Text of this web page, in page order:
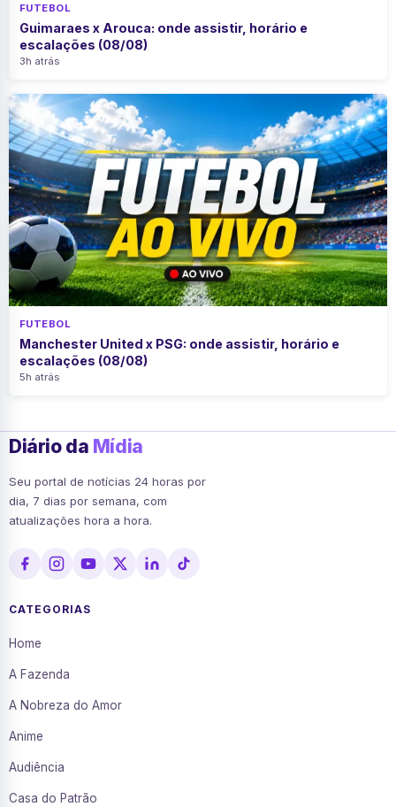
FUTEBOL
Guimaraes x Arouca: onde assistir, horário e
escalações (08/08)
3h atrás
FUTEBOL
Manchester United x PSG: onde assistir, horário e
escalações (08/08)
5h atrás
Diário da Mídia
Seu portal de notícias 24 horas por
dia, 7 dias por semana, com
atualizações hora a hora.
CATEGORIAS
Home
A Fazenda
A Nobreza do Amor
Anime
Audiência
Casa do Patrão